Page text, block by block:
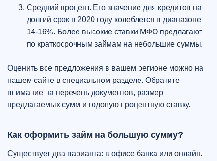
Средний процент. Его значение для кредитов на
долгий срок в 2020 году колеблется в диапазоне
14-16%. Более высокие ставки МФО предлагают
по краткосрочным займам на небольшие суммы.
Оценить все предложения в вашем регионе можно на
нашем сайте в специальном разделе. Обратите
внимание на перечень документов, размер
предлагаемых сумм и годовую процентную ставку.
Как оформить займ на большую сумму?
Существует два варианта: в офисе банка или онлайн.